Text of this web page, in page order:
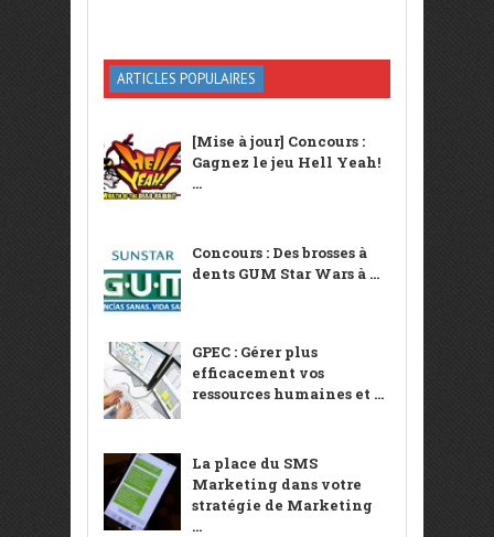
ARTICLES POPULAIRES
[Mise à jour] Concours :
Gagnez le jeu Hell Yeah!
...
Concours : Des brosses à
dents GUM Star Wars à ...
GPEC : Gérer plus
efficacement vos
ressources humaines et ...
La place du SMS
Marketing dans votre
stratégie de Marketing
...